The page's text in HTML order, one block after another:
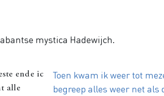
mystica Hadewijch.
ende ic
alle
Toen kwam ik weer tot
begreep alles weer net als